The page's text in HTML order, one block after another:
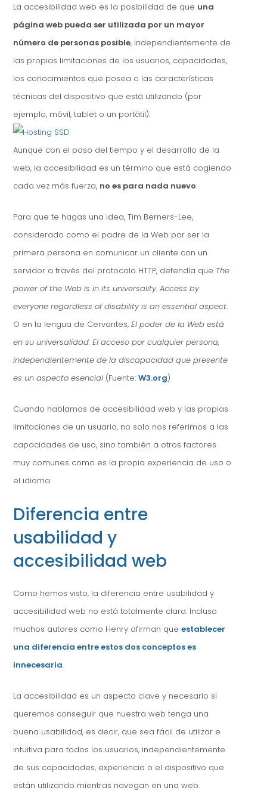
La accesibilidad web es la posibilidad de que una
página web pueda ser utilizada por un mayor
número de personas posible, independientemente de
las propias limitaciones de los usuarios, capacidades,
los conocimientos que posea o las características
técnicas del dispositivo que está utilizando (por
ejemplo, móvil, tablet o un portátil).
Aunque con el paso del tiempo y el desarrollo de la
web, la accesibilidad es un término que está cogiendo
cada vez más fuerza, no es para nada nuevo.
Para que te hagas una idea, Tim Berners-Lee,
considerado como el padre de la Web por ser la
primera persona en comunicar un cliente con un
servidor a través del protocolo HTTP, defendía que The
power of the Web is in its universality. Access by
everyone regardless of disability is an essential aspect.
O en la lengua de Cervantes,El poder de la Web está
en su universalidad. El acceso por cualquier persona,
independientemente de la discapacidad que presente
es un aspecto esencial (Fuente:W3.org)
Cuando hablamos de accesibilidad web y las propias
limitaciones de un usuario, no solo nos referimos a las
capacidades de uso, sino también a otros factores
muy comunes como es la propia experiencia de uso o
el idioma.
Diferencia entre
usabilidad y
accesibilidad web
Como hemos visto, la diferencia entre usabilidad y
accesibilidad web no está totalmente clara. Incluso
muchos autores como Henry afirman queestablecer
una diferencia entre estos dos conceptos es
innecesaria.
La accesibilidad es un aspecto clave y necesario si
queremos conseguir que nuestra web tenga una
buena usabilidad, es decir, que sea fácil de utilizar e
intuitiva para todos los usuarios, independientemente
de sus capacidades, experiencia o el dispositivo que
están utilizando mientras navegan en una web.